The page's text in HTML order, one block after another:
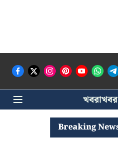
খবরাখবর
Breaking
খোঁজে সিপিআইএম সদর দপ্তরে